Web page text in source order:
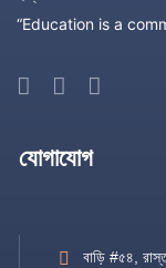
“Education is a
যোগাযোগ
বাড়ি #৫৪,